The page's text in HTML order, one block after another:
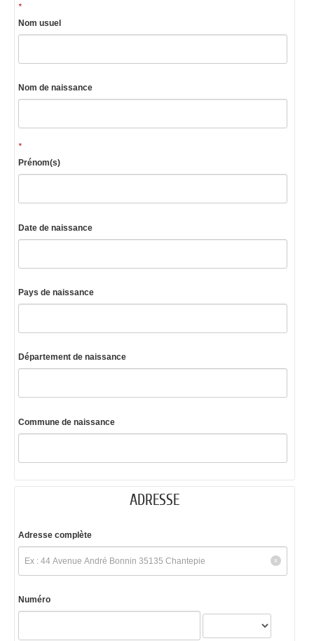
*
Nom usuel
Nom de naissance
*
Prénom(s)
Date de naissance
Pays de naissance
Département de naissance
Commune de naissance
ADRESSE
Adresse complète
Numéro